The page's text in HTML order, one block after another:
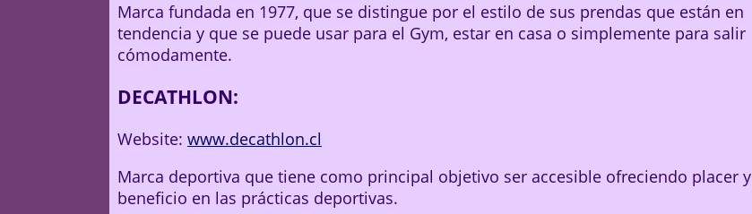
Marca fundada en 1977, que se distingue por el estilo de sus prendas que están en
tendencia y que se puede usar para el Gym, estar en casa o simplemente para salir
cómodamente.
DECATHLON:
Website: www.decathlon.cl
Marca deportiva que tiene como principal objetivo ser accesible ofreciendo placer y
beneficio en las prácticas deportivas.